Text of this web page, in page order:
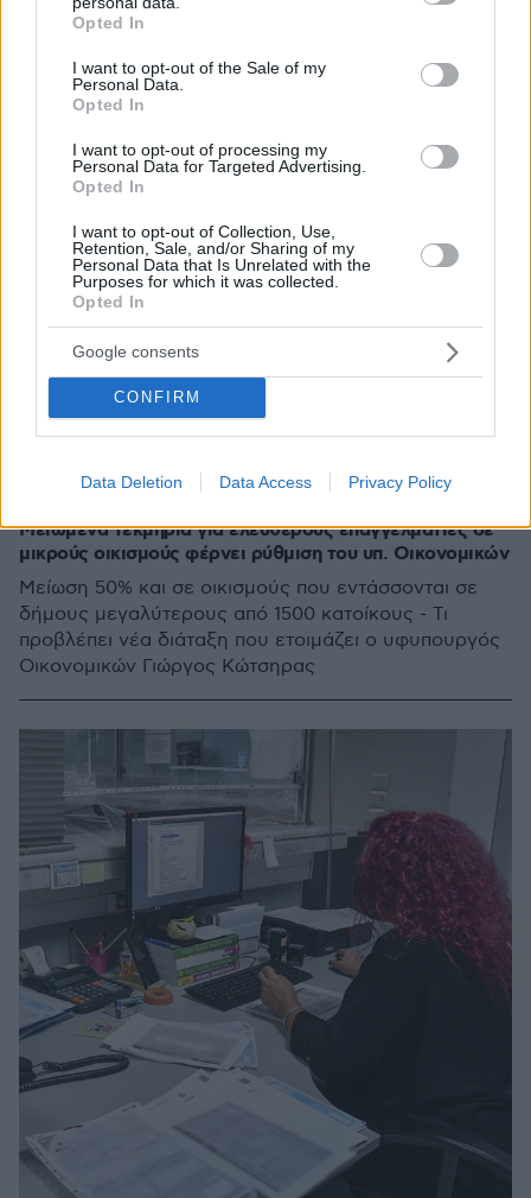
grant or deny consent to Google and its third-party tags to
use your data for below specified purposes in below Google
consent section.
Opted In
I want to opt-out of the Sale of my
Personal Data.
Opted In
I want to opt-out of processing my
Personal Data for Targeted Advertising.
Opted In
I want to opt-out of Collection, Use,
Retention, Sale, and/or Sharing of my
Personal Data that Is Unrelated with the
Purposes for which it was collected.
Opted In
Google consents
CONFIRM
Data Deletion Data Access Privacy Policy
Μειωμένα τεκμήρια για ελεύθερους επαγγελματίες σε
μικρούς οικισμούς φέρνει ρύθμιση του υπ. Οικονομικών
Μείωση 50% και σε οικισμούς που εντάσσονται σε
δήμους μεγαλύτερους από 1500 κατοίκους - Τι
προβλέπει νέα διάταξη που ετοιμάζει ο υφυπουργός
Οικονομικών Γιώργος Κώτσηρας